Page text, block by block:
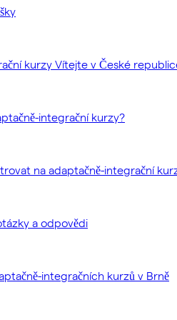
kurzy Vítejte v České
integrační kurzy?
na adaptačně-integrační
a odpovědi
integračních kurzů v Brně